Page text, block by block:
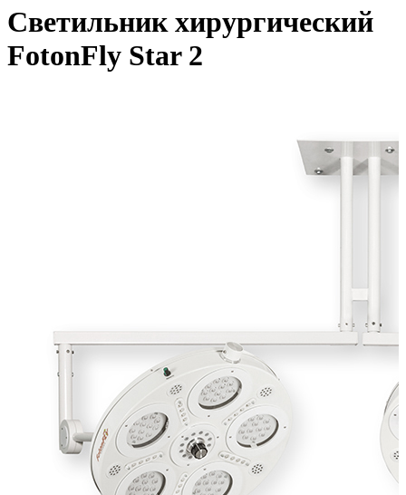
Светильник хирургический
FotonFly Star 2